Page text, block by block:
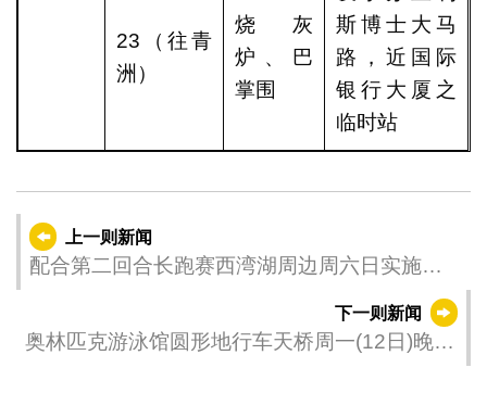
23（往青
洲）
烧灰
炉、巴
掌围
斯博士大马
路，近国际
银行大厦之
临时站
上一则新闻
配合第二回合长跑赛西湾湖周边周六日实施临
下一则新闻
奥林匹克游泳馆圆形地行车天桥周一(12日)晚实